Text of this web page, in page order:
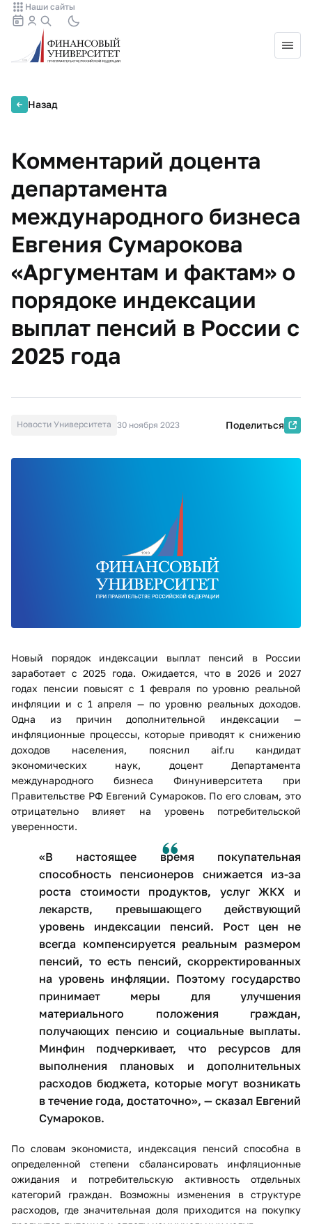
Наши сайты
Назад
Комментарий доцента
департамента
международного бизнеса
Евгения Сумарокова
«Аргументам и фактам» о
порядоке индексации
выплат пенсий в России с
2025 года
Новости Университета 30 ноября 2023 Поделиться
Новый порядок индексации выплат пенсий в России
заработает с 2025 года. Ожидается, что в 2026 и 2027
годах пенсии повысят с 1 февраля по уровню реальной
инфляции и с 1 апреля — по уровню реальных доходов.
Одна из причин дополнительной индексации —
инфляционные процессы, которые приводят к снижению
доходов населения, пояснил aif.ru кандидат
экономических наук, доцент Департамента
международного бизнеса Финуниверситета при
Правительстве РФ Евгений Сумароков. По его словам, это
отрицательно влияет на уровень потребительской
уверенности.
«В настоящее время покупательная
способность пенсионеров снижается из-за
роста стоимости продуктов, услуг ЖКХ и
лекарств, превышающего действующий
уровень индексации пенсий. Рост цен не
всегда компенсируется реальным размером
пенсий, то есть пенсий, скорректированных
на уровень инфляции. Поэтому государство
принимает меры для улучшения
материального положения граждан,
получающих пенсию и социальные выплаты.
Минфин подчеркивает, что ресурсов для
выполнения плановых и дополнительных
расходов бюджета, которые могут возникать
в течение года, достаточно», — сказал Евгений
Сумароков.
По словам экономиста, индексация пенсий способна в
определенной степени сбалансировать инфляционные
ожидания и потребительскую активность отдельных
категорий граждан. Возможны изменения в структуре
расходов, где значительная доля приходится на покупку